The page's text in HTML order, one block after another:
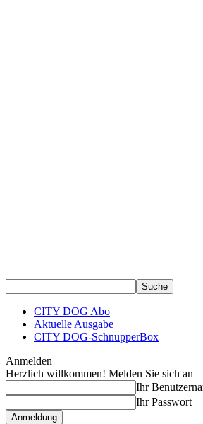
CITY DOG Abo
Aktuelle Ausgabe
CITY DOG-SchnupperBox
Anmelden
Herzlich willkommen! Melden Sie sich an
Ihr
Ihr Passwort